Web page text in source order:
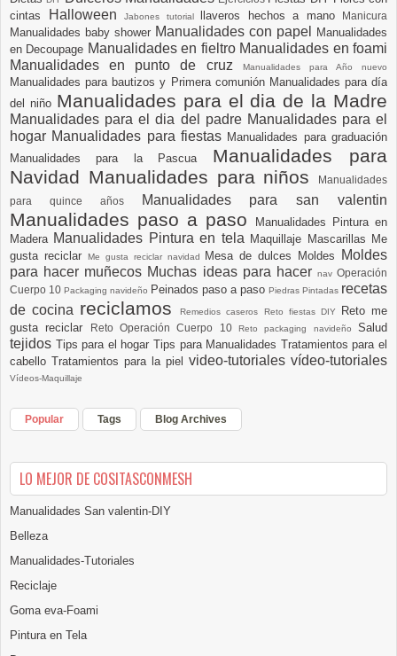
cintas
Halloween Jabones tutorial llaveros hechos a mano Manicura
Manualidades baby shower Manualidades con papel
Manualidades
en Decoupage Manualidades en fieltro Manualidades en foami
Manualidades en punto de cruz
Manualidades para Año nuevo
Manualidades para bautizos y Primera comunión Manualidades para día
del niño Manualidades para el dia de la Madre
Manualidades para el dia del padre Manualidades para el
hogar Manualidades para fiestas Manualidades para graduación
Manualidades para la Pascua Manualidades para
Navidad Manualidades para niños
Manualidades
para quince años
Manualidades para san valentin
Manualidades paso a paso
Manualidades Pintura en
Madera Manualidades Pintura en tela Maquillaje Mascarillas Me
gusta reciclar
Me gusta reciclar navidad Mesa de dulces Moldes
Moldes
para hacer muñecos Muchas ideas para hacer nav Operación
Cuerpo 10 Packaging navideño Peinados paso a paso Piedras Pintadas recetas
de cocina reciclamosRemedios caseros Reto fiestas DIY
Reto me
gusta reciclar
Reto Operación Cuerpo 10Reto packaging navideñoSalud
tejidos Tips para el hogarTips para Manualidades Tratamientos para el
cabello Tratamientos para la piel video-tutoriales vídeo-tutoriales
Vídeos-Maquillaje
Popular Tags Blog Archives
LO MEJOR DE COSITASCONMESH
Manualidades San valentin-DIY
Belleza
Manualidades-Tutoriales
Reciclaje
Goma eva-Foami
Pintura en Tela